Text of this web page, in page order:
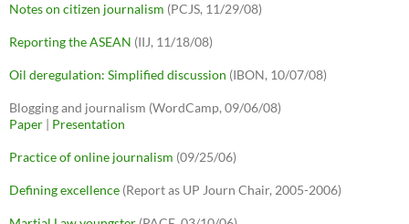
Notes on citizen journalism (PCJS, 11/29/08)
Reporting the ASEAN (IIJ, 11/18/08)
Oil deregulation: Simplified discussion (IBON, 10/07/08)
Blogging and journalism (WordCamp, 09/06/08)
Paper | Presentation
Practice of online journalism (09/25/06)
Defining excellence (Report as UP Journ Chair, 2005-2006)